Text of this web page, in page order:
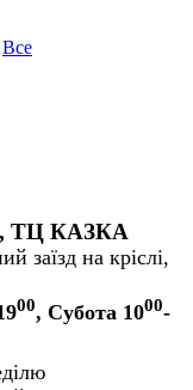
Все
ТЦ КАЗКА
заїзд на кріслі,
00, Субота 1000-